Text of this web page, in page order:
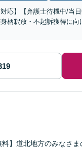
対応】【弁護士待機中/当
柄釈放・不起訴獲得に
料】道北地方のみなさ